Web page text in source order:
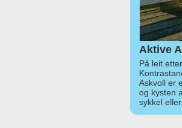
Aktive
På leit
Askvoll er
og kysten
sykkel